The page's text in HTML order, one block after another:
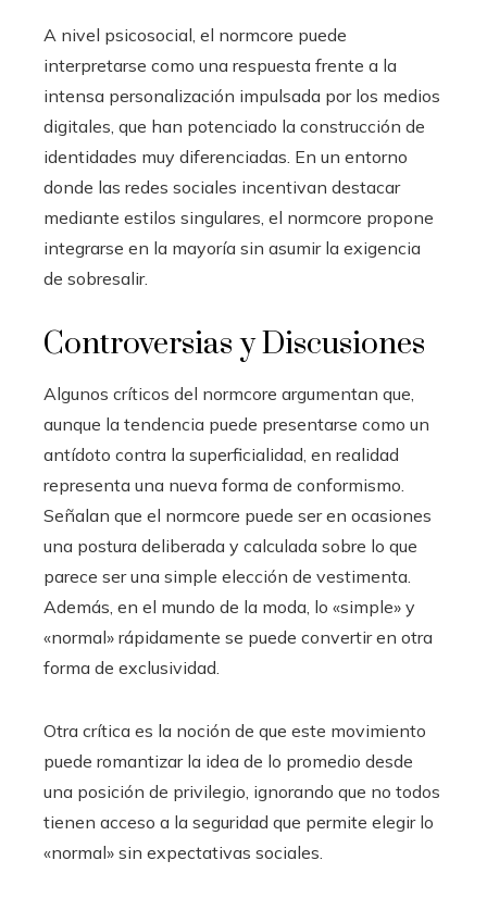
A nivel psicosocial, el normcore puede
interpretarse como una respuesta frente a la
intensa personalización impulsada por los medios
digitales, que han potenciado la construcción de
identidades muy diferenciadas. En un entorno
donde las redes sociales incentivan destacar
mediante estilos singulares, el normcore propone
integrarse en la mayoría sin asumir la exigencia
de sobresalir.
Controversias y Discusiones
Algunos críticos del normcore argumentan que,
aunque la tendencia puede presentarse como un
antídoto contra la superficialidad, en realidad
representa una nueva forma de conformismo.
Señalan que el normcore puede ser en ocasiones
una postura deliberada y calculada sobre lo que
parece ser una simple elección de vestimenta.
Además, en el mundo de la moda, lo «simple» y
«normal» rápidamente se puede convertir en otra
forma de exclusividad.
Otra crítica es la noción de que este movimiento
puede romantizar la idea de lo promedio desde
una posición de privilegio, ignorando que no todos
tienen acceso a la seguridad que permite elegir lo
«normal» sin expectativas sociales.